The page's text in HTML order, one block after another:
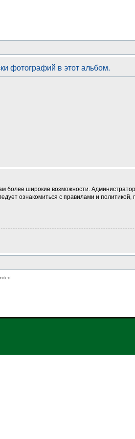
фотографий в этот альбом.
более широкие возможности.
ознакомиться с правилами и